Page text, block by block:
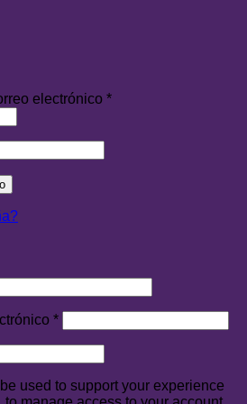
electrónico *
*
used to support your experience